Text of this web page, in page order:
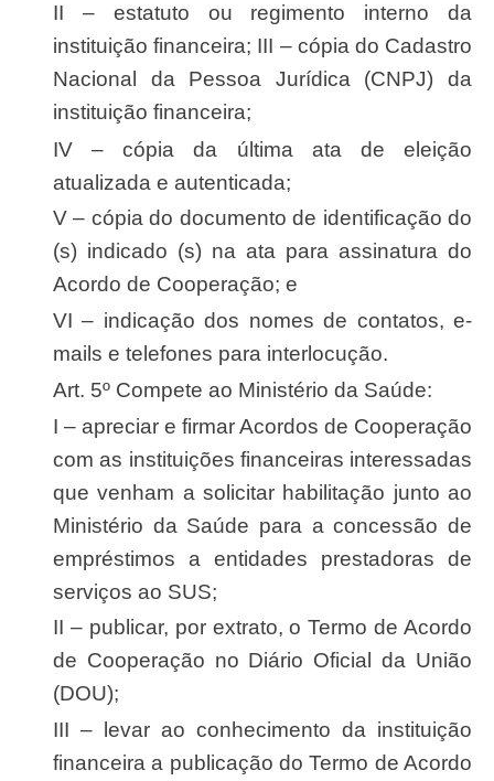
II – estatuto ou regimento interno da
instituição financeira; III – cópia do Cadastro
Nacional da Pessoa Jurídica (CNPJ) da
instituição financeira;
IV – cópia da última ata de eleição
atualizada e autenticada;
V – cópia do documento de identificação do
(s) indicado (s) na ata para assinatura do
Acordo de Cooperação; e
VI – indicação dos nomes de contatos, e-
mails e telefones para interlocução.
Art. 5º Compete ao Ministério da Saúde:
I – apreciar e firmar Acordos de Cooperação
com as instituições financeiras interessadas
que venham a solicitar habilitação junto ao
Ministério da Saúde para a concessão de
empréstimos a entidades prestadoras de
serviços ao SUS;
II – publicar, por extrato, o Termo de Acordo
de Cooperação no Diário Oficial da União
(DOU);
III – levar ao conhecimento da instituição
financeira a publicação do Termo de Acordo